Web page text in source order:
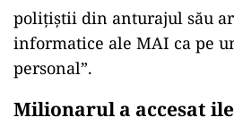
și Justiție a aprobat cererea
strămutare a procesului.
Bihor l-a condamnat pe
detenție, cu executare